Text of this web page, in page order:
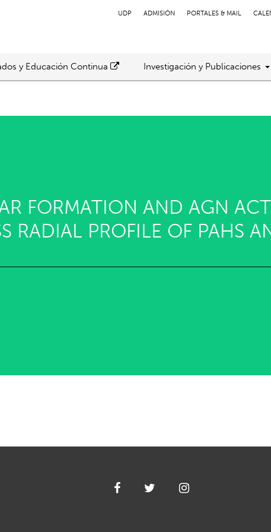
UDP ADMISIÓN PORTALES & MAIL
y Educación Continua Investigación y Publicaciones
FORMATION AND AGN
RADIAL PROFILE OF PAHS